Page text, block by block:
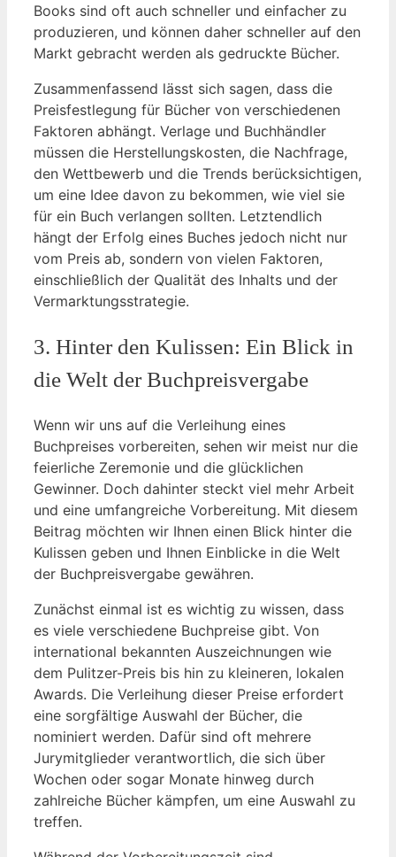
Books sind oft auch schneller und einfacher zu
produzieren, und können daher schneller auf den
Markt gebracht werden als gedruckte Bücher.
Zusammenfassend lässt sich sagen, dass die
Preisfestlegung für Bücher von verschiedenen
Faktoren abhängt. Verlage und Buchhändler
müssen die Herstellungskosten, die Nachfrage,
den Wettbewerb und die Trends berücksichtigen,
um eine Idee davon zu bekommen, wie viel sie
für ein Buch verlangen sollten. Letztendlich
hängt der Erfolg eines Buches jedoch nicht nur
vom Preis ab, sondern von vielen Faktoren,
einschließlich der Qualität des Inhalts und der
Vermarktungsstrategie.
3. Hinter den Kulissen: Ein Blick in
die Welt der Buchpreisvergabe
Wenn wir uns auf die Verleihung eines
Buchpreises vorbereiten, sehen wir meist nur die
feierliche Zeremonie und die glücklichen
Gewinner. Doch dahinter steckt viel mehr Arbeit
und eine umfangreiche Vorbereitung. Mit diesem
Beitrag möchten wir Ihnen einen Blick hinter die
Kulissen geben und Ihnen Einblicke in die Welt
der Buchpreisvergabe gewähren.
Zunächst einmal ist es wichtig zu wissen, dass
es viele verschiedene Buchpreise gibt. Von
international bekannten Auszeichnungen wie
dem Pulitzer-Preis bis hin zu kleineren, lokalen
Awards. Die Verleihung dieser Preise erfordert
eine sorgfältige Auswahl der Bücher, die
nominiert werden. Dafür sind oft mehrere
Jurymitglieder verantwortlich, die sich über
Wochen oder sogar Monate hinweg durch
zahlreiche Bücher kämpfen, um eine Auswahl zu
treffen.